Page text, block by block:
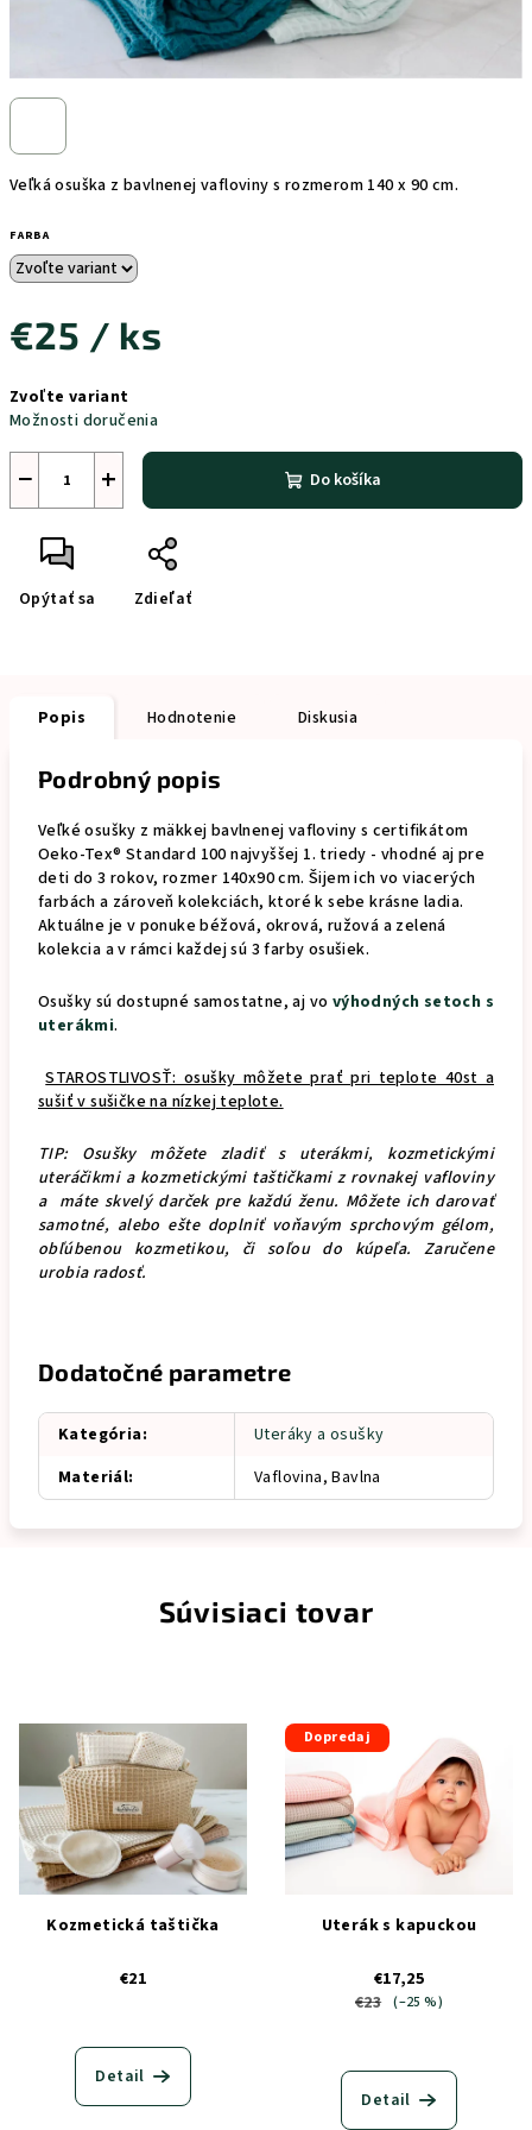
Veľká osuška z bavlnenej vafloviny s rozmerom 140 x 90 cm.
FARBA
€25 / ks
cena:
Zvoľte variant
Možnosti doručenia
+
− Do košíka
Opýtať sa Zdieľať
Popis Hodnotenie Diskusia
Podrobný popis
Veľké osušky z mäkkej bavlnenej vafloviny s certifikátom
Oeko-Tex® Standard 100 najvyššej 1. triedy - vhodné aj pre
deti do 3 rokov, rozmer 140x90 cm. Šijem ich vo viacerých
farbách a zároveň kolekciách, ktoré k sebe krásne ladia.
Aktuálne je v ponuke béžová, okrová, ružová a zelená
kolekcia a v rámci každej sú 3 farby osušiek.
Osušky sú dostupné samostatne, aj vo výhodných setoch s
uterákmi.
STAROSTLIVOSŤ: osušky môžete prať pri teplote 40st a
sušiť v sušičke na nízkej teplote.
TIP: Osušky môžete zladiť s uterákmi, kozmetickými
uteráčikmi a kozmetickými taštičkami z rovnakej vafloviny
a máte skvelý darček pre každú ženu. Môžete ich darovať
samotné, alebo ešte doplniť voňavým sprchovým gélom,
obľúbenou kozmetikou, či soľou do kúpeľa. Zaručene
urobia radosť.
Dodatočné parametre
Kategória:
Uteráky a osušky
Materiál: Vaflovina, Bavlna
Súvisiaci tovar
Kozmetická taštička
€21
Detail
Dopredaj
Uterák s kapuckou
€17,25
€23 (–25 %)
hodnotenie
produktu
Detail